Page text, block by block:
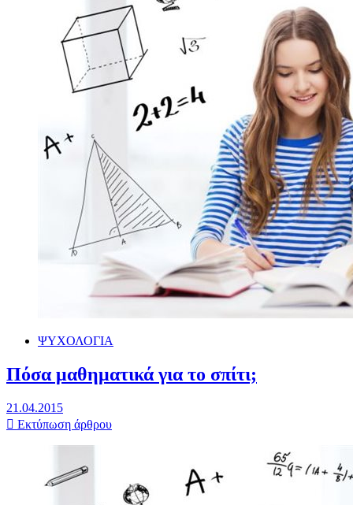
ΨΥΧΟΛΟΓΙΑ
Πόσα μαθηματικά για το σπίτι;
21.04.2015
Εκτύπωση άρθρου